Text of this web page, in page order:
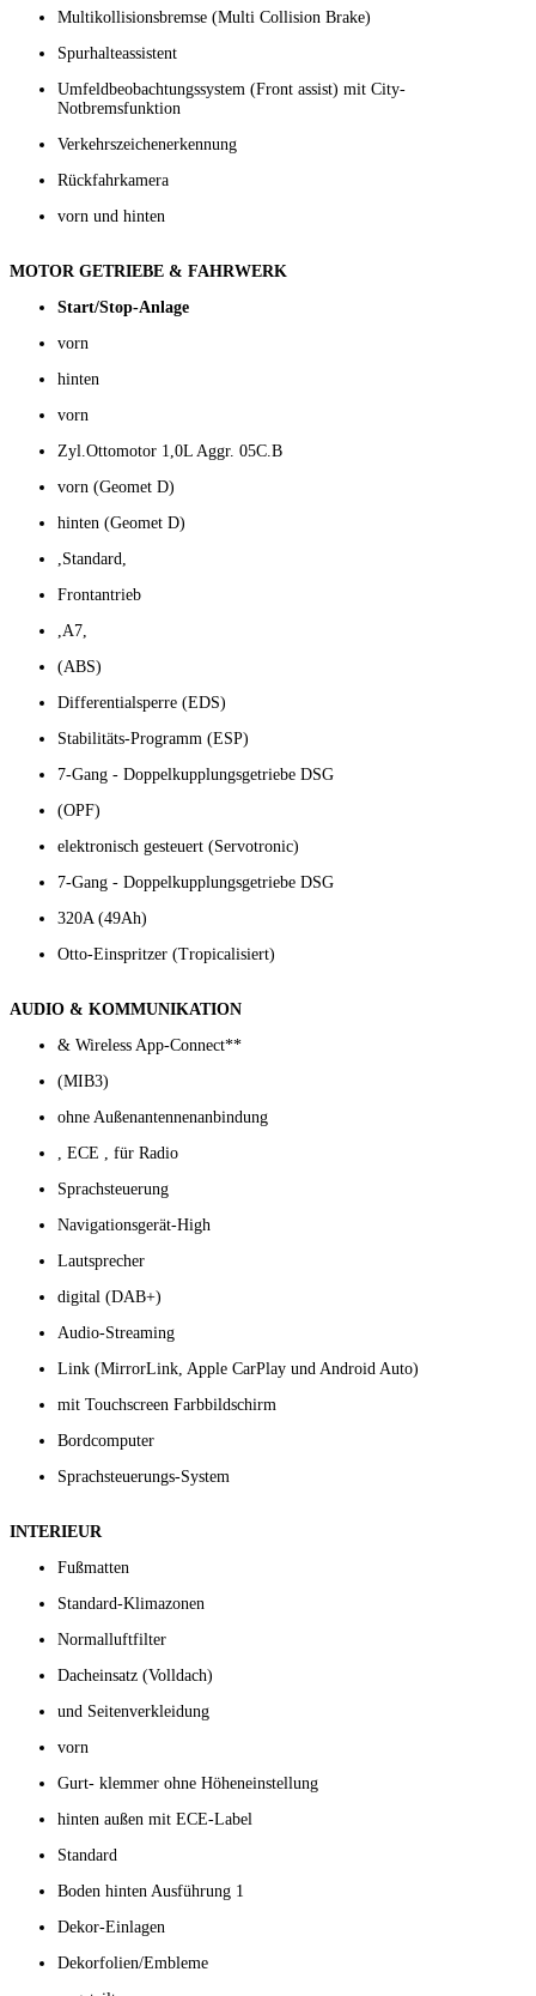
Multikollisionsbremse (Multi Collision Brake)
Spurhalteassistent
Umfeldbeobachtungssystem (Front assist) mit City-
Notbremsfunktion
Verkehrszeichenerkennung
Rückfahrkamera
vorn und hinten
MOTOR GETRIEBE & FAHRWERK
Start/Stop-Anlage
vorn
hinten
vorn
Zyl.Ottomotor 1,0L Aggr. 05C.B
vorn (Geomet D)
hinten (Geomet D)
,Standard,
Frontantrieb
,A7,
(ABS)
Differentialsperre (EDS)
Stabilitäts-Programm (ESP)
7-Gang - Doppelkupplungsgetriebe DSG
(OPF)
elektronisch gesteuert (Servotronic)
7-Gang - Doppelkupplungsgetriebe DSG
320A (49Ah)
Otto-Einspritzer (Tropicalisiert)
AUDIO & KOMMUNIKATION
& Wireless App-Connect**
(MIB3)
ohne Außenantennenanbindung
, ECE , für Radio
Sprachsteuerung
Navigationsgerät-High
Lautsprecher
digital (DAB+)
Audio-Streaming
Link (MirrorLink, Apple CarPlay und Android Auto)
mit Touchscreen Farbbildschirm
Bordcomputer
Sprachsteuerungs-System
INTERIEUR
Fußmatten
Standard-Klimazonen
Normalluftfilter
Dacheinsatz (Volldach)
und Seitenverkleidung
vorn
Gurt- klemmer ohne Höheneinstellung
hinten außen mit ECE-Label
Standard
Boden hinten Ausführung 1
Dekor-Einlagen
Dekorfolien/Embleme